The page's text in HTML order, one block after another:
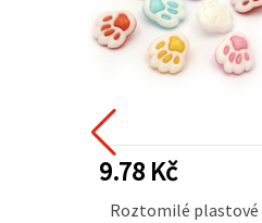
9.78 Kč
Roztomilé plastové